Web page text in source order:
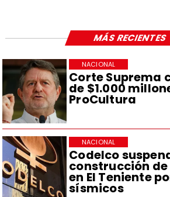
Corte Suprema
de $1.000
ProCultura
NACIONAL
Codelco
construcción
en El Teniente
sísmicos
NACIONAL
MÁS RECIENTES